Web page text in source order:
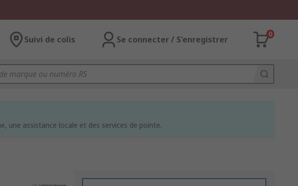
Suivi de colis Se connecter / S'enregistrer
0
une assistance locale et des services de pointe.